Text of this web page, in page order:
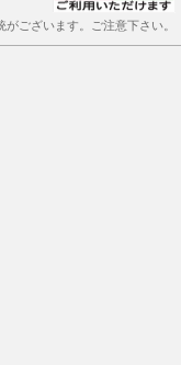
ございます。ご注意下さい。